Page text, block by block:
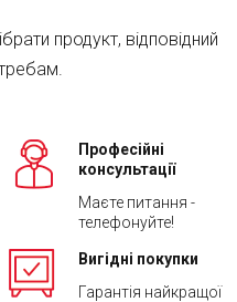
продукт, відповідний
Професійні
консультації
Маєте питання -
телефонуйте!
Вигідні покупки
Гарантія найкращої